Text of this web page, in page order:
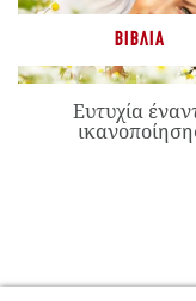
ΒΙΒΛΊΑ
Ευτυχία